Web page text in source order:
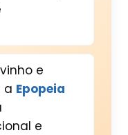
e
a Epopeia
e